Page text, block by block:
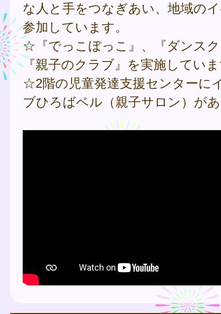
な人と手をつなぎあい、地域の
参加しています。
☆『でっこぼっこ』、『ダンス
『親子のクラブ』を実施してい
☆2階の児童発達支援センターに
ブひろばベル（親子サロン）が